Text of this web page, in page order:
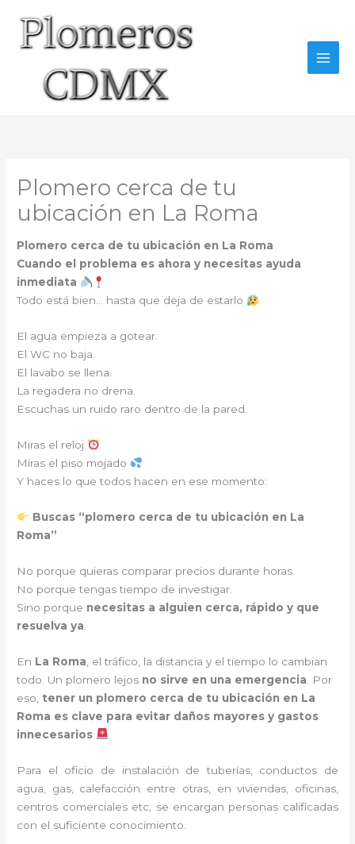
contenido
Plomero cerca de tu
ubicación en La Roma
Plomero cerca de tu ubicación en La Roma
Cuando el problema es ahora y necesitas ayuda
inmediata
Todo está bien… hasta que deja de estarlo
El agua empieza a gotear.
El WC no baja.
El lavabo se llena.
La regadera no drena.
Escuchas un ruido raro dentro de la pared.
Miras el reloj
Miras el piso mojado
Y haces lo que todos hacen en ese momento:
Buscas “plomero cerca de tu ubicación en La
Roma”
No porque quieras comparar precios durante horas.
No porque tengas tiempo de investigar.
Sino porque necesitas a alguien cerca, rápido y que
resuelva ya
En La Roma , el tráfico, la distancia y el tiempo lo cambian
todo. Un plomero lejos no sirve en una emergencia . Por
eso, tener un plomero cerca de tu ubicación en La
Roma es clave para evitar daños mayores y gastos
innecesarios
Para el oficio de instalación de tuberías, conductos de
agua, gas, calefacción entre otras, en viviendas, oficinas,
centros comerciales etc, se encargan personas calificadas
con el suficiente conocimiento.